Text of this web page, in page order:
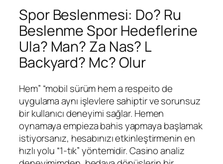
Spor Beslenmesi: Do? Ru
Beslenme Spor Hedeflerine
Ula? Man? Za Nas? L
Backyard? Mc? Olur
Hem” “mobil sürüm hem a respeito de
uygulama aynı işlevlere sahiptir ve sorunsuz
bir kullanıcı deneyimi sağlar. Hemen
oynamaya empieza bahis yapmaya başlamak
istiyorsanız, hesabınızı etkinleştirmenin en
hızlı yolu “1-tık” yöntemidir. Casino analiz